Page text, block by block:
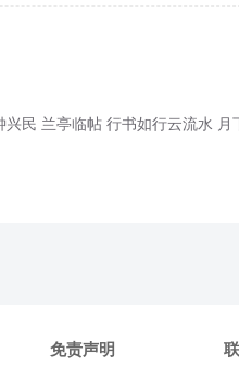
民 兰亭临帖 行书如行云流水 月
免责声明